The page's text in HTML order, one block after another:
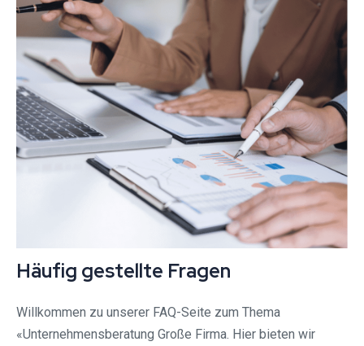
Häufig gestellte Fragen
Willkommen zu unserer FAQ-Seite zum Thema
«Unternehmensberatung Große Firma. Hier bieten wir